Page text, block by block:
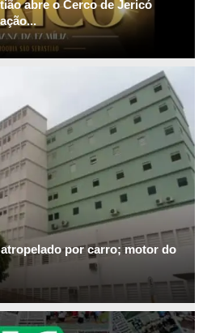
abre o Cerco de Jericó
por carro; motor do